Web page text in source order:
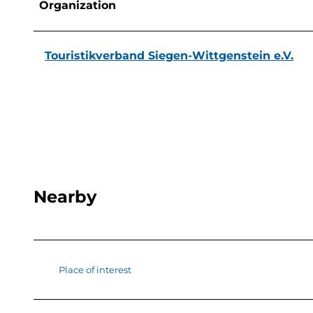
Organization
Touristikverband Siegen-Wittgenstein e.V.
Nearby
Place of interest